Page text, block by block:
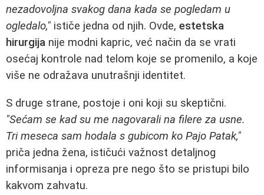
nezadovoljna svakog dana kada se pogledam u
ogledalo," ističe jedna od njih. Ovde, estetska
hirurgija nije modni kapric, već način da se vrati
osećaj kontrole nad telom koje se promenilo, a koje
više ne odražava unutrašnji identitet.
S druge strane, postoje i oni koji su skeptični.
"Sećam se kad su me nagovarali na filere za usne.
Tri meseca sam hodala s gubicom ko Pajo Patak,"
priča jedna žena, ističući važnost detaljnog
informisanja i opreza pre nego što se pristupi bilo
kakvom zahvatu.